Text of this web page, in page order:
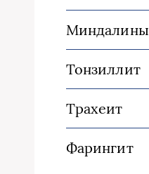
Миндалины
Тонзиллит
Трахеит
Фарингит